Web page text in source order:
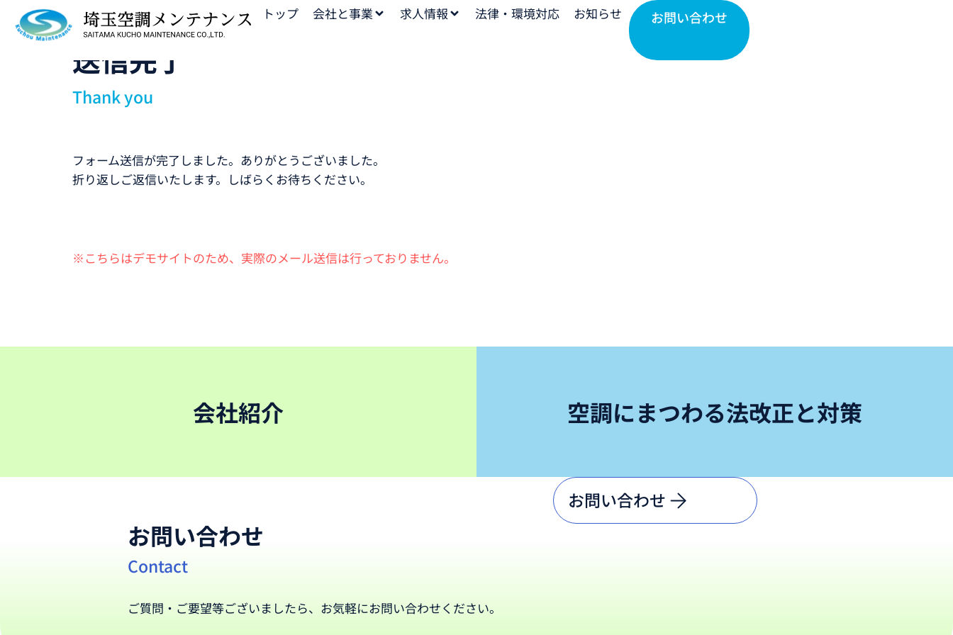
トップ 会社と事業 求人情報 法律・環境対応 お知らせ お問い合わせ
送信完了
Thank you
フォーム送信が完了しました。ありがとうございました。
折り返しご返信いたします。しばらくお待ちください。
※こちらはデモサイトのため、実際のメール送信は行っておりません。
会社紹介 空調にまつわる法改正と対策
お問い合わせ
Contact
ご質問・ご要望等ございましたら、お気軽にお問い合わせください。
お問い合わせ